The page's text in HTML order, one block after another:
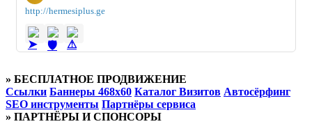
http://hermesiplus.ge
» БЕСПЛАТНОЕ ПРОДВИЖЕНИЕ
Ссылки Баннеры 468x60 Каталог Визитов Автосёрфинг
SEO инструменты Партнёры сервиса
» ПАРТНЁРЫ И СПОНСОРЫ